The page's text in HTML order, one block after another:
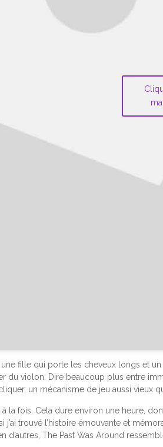
une fille qui porte les cheveux longs et
du violon. Dire beaucoup plus entre
un mécanisme de jeu aussi vieux
la fois. Cela dure environ une heure,
j’ai trouvé l’histoire émouvante et
d’autres, The Past Was Around